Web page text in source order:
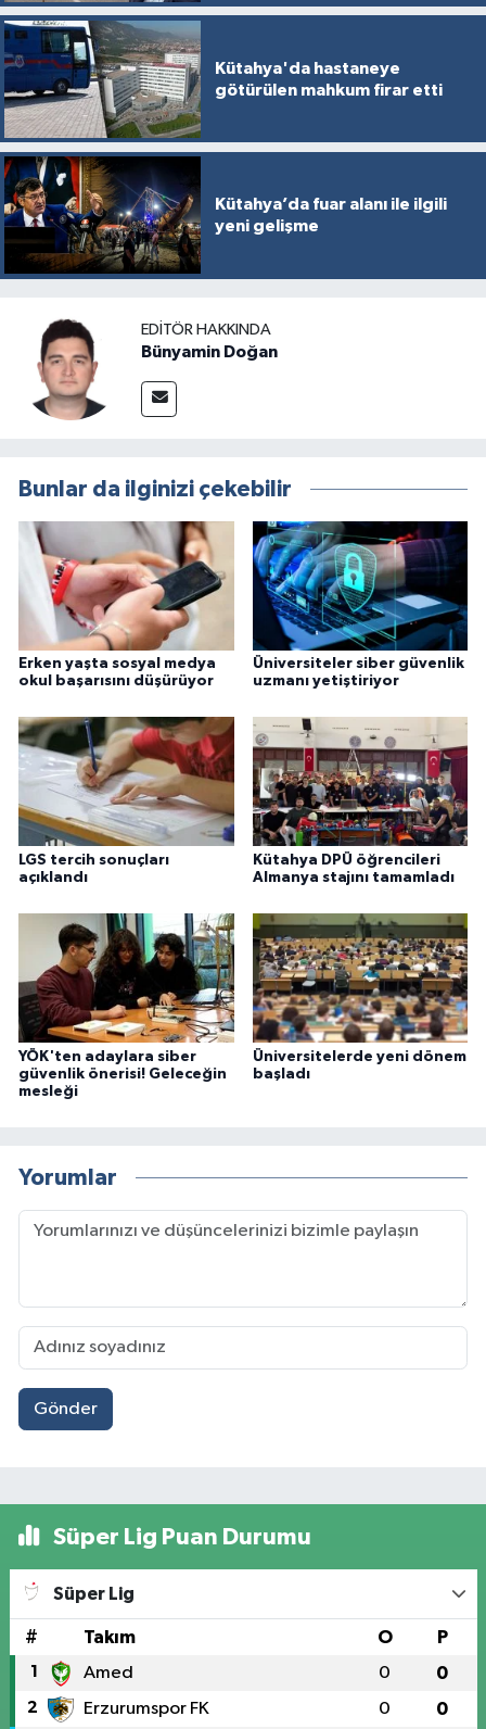
Kütahya'da hastaneye
götürülen mahkum firar etti
Kütahya’da fuar alanı ile ilgili
yeni gelişme
EDITÖR HAKKINDA
Bünyamin Doğan
Bunlar da ilginizi çekebilir
Erken yaşta sosyal medya
okul başarısını düşürüyor
Üniversiteler siber güvenlik
uzmanı yetiştiriyor
LGS tercih sonuçları
açıklandı
Kütahya DPÜ öğrencileri
Almanya stajını tamamladı
YÖK'ten adaylara siber
güvenlik önerisi! Geleceğin
mesleği
Üniversitelerde yeni dönem
başladı
Yorumlar
Gönder
Süper Lig Puan Durumu
Süper Lig
# Takım O P
1 Amed 0 0
2 Erzurumspor FK 0 0